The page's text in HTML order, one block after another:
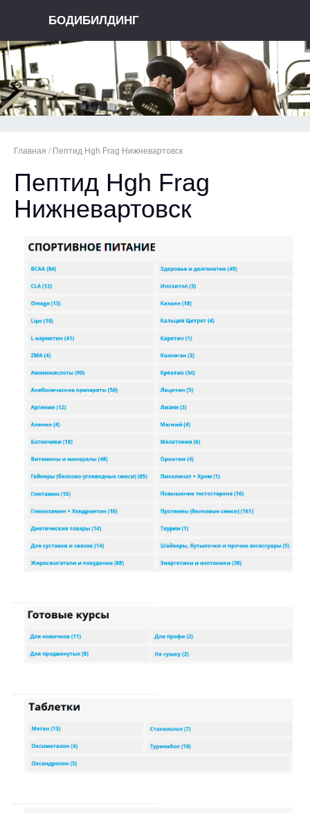
БОДИБИЛДИНГ
Главная / Пептид Hgh Frag Нижневартовск
Пептид Hgh Frag
Нижневартовск